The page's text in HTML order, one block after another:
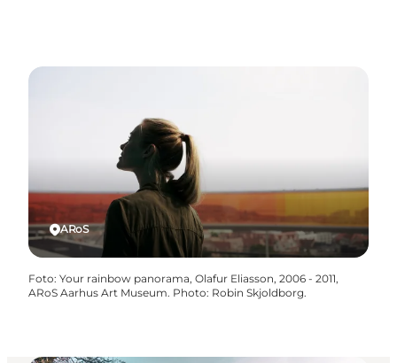
ARoS
Foto: Your rainbow panorama, Olafur Eliasson, 2006 - 2011,
ARoS Aarhus Art Museum. Photo: Robin Skjoldborg.